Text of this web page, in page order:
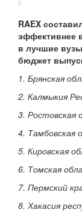
RAEX
эффективнее
в лучшие
бюджет
1. Брянская
2. Калмыкия
3. Ростовская
4. Тамбовская
5. Кировская
6. Томская
7. Пермский
8. Хакасия